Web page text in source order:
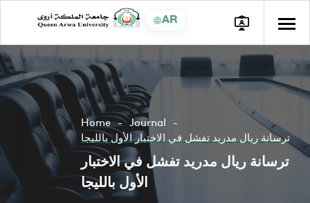
AR
Home
Journal
ترسانة ريال مدريد تفشل في الاختبار الأول بالليجا
ترسانة ريال مدريد تفشل في الاختبار
الأول بالليجا